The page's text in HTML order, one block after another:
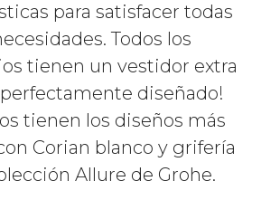
para satisfacer todas
Todos los
tienen un vestidor extra
diseñado!
tienen los diseños más
Corian blanco y grifería
Allure de Grohe.